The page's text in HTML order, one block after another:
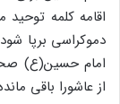
اقامه کلمه
دموکراسی برپا
امام حسین(ع)
از عاشورا باقی